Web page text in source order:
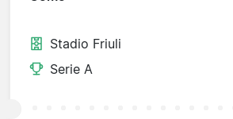
Stadio Friuli
Serie A